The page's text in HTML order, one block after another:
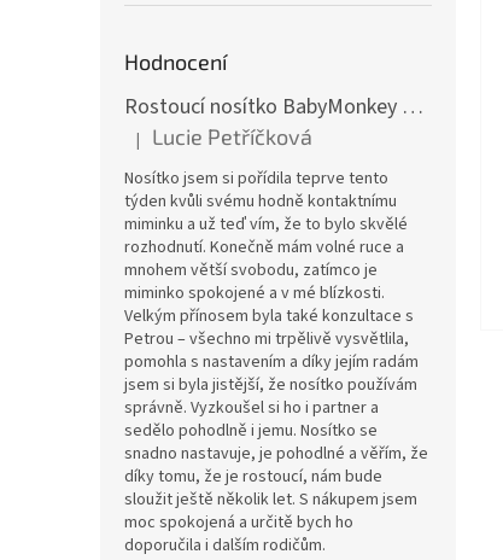
Hodnocení
Rostoucí nosítko BabyMonkey Original Essential - khaki zelené
Hodnocení produktu je 5 z 5 hvězdiček.
| Lucie Petříčková
Nosítko jsem si pořídila teprve tento
týden kvůli svému hodně kontaktnímu
miminku a už teď vím, že to bylo skvělé
rozhodnutí. Konečně mám volné ruce a
mnohem větší svobodu, zatímco je
miminko spokojené a v mé blízkosti.
Velkým přínosem byla také konzultace s
Petrou – všechno mi trpělivě vysvětlila,
pomohla s nastavením a díky jejím radám
jsem si byla jistější, že nosítko používám
správně. Vyzkoušel si ho i partner a
sedělo pohodlně i jemu. Nosítko se
snadno nastavuje, je pohodlné a věřím, že
díky tomu, že je rostoucí, nám bude
sloužit ještě několik let. S nákupem jsem
moc spokojená a určitě bych ho
doporučila i dalším rodičům.